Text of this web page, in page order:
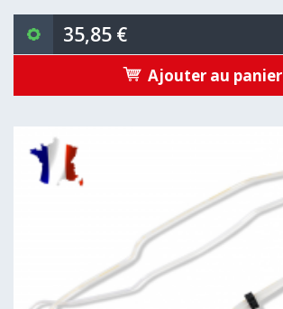
35,85 €
Ajouter au panier